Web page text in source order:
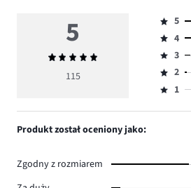
5
Średnia
ocena
115
Ocena
5,
ilość
głosów
89.
5
Ocena
4,
ilość
głosów
4
Ocena
3,
ilość
3
Ocena
2,
2
Ocena
1,
1
Produkt został oceniony jako:
Zgodny z rozmiarem